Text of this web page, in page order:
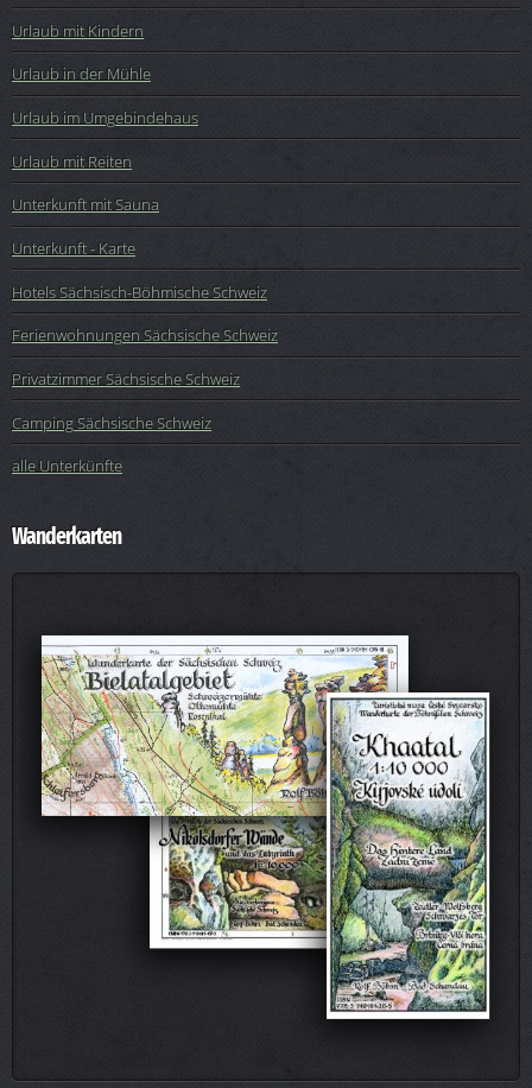
Urlaub mit Kindern
Urlaub in der Mühle
Urlaub im Umgebindehaus
Urlaub mit Reiten
Unterkunft mit Sauna
Unterkunft - Karte
Hotels Sächsisch-Böhmische Schweiz
Ferienwohnungen Sächsische Schweiz
Privatzimmer Sächsische Schweiz
Camping Sächsische Schweiz
alle Unterkünfte
Wanderkarten